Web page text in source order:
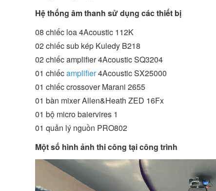
Hệ thống âm thanh sử dụng các thiết bị
08 chiếc loa 4Acoustic 112K
02 chiếc sub kép Kuledy B218
02 chiếc amplifier 4Acoustic SQ3204
01 chiếcamplifier4Acoustic SX25000
01 chiếc crossover Marani 2655
01 bàn mixer Allen&Heath ZED 16Fx
01 bộ micro baiervires 1
01 quản lý nguồn PRO802
Một số hình ảnh thi công tại công trình